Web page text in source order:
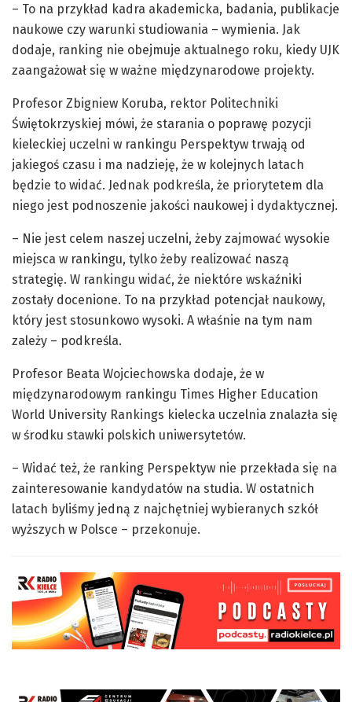
– To na przykład kadra akademicka, badania, publikacje
naukowe czy warunki studiowania – wymienia. Jak
dodaje, ranking nie obejmuje aktualnego roku, kiedy UJK
zaangażował się w ważne międzynarodowe projekty.
Profesor Zbigniew Koruba, rektor Politechniki
Świętokrzyskiej mówi, że starania o poprawę pozycji
kieleckiej uczelni w rankingu Perspektyw trwają od
jakiegoś czasu i ma nadzieję, że w kolejnych latach
będzie to widać. Jednak podkreśla, że priorytetem dla
niego jest podnoszenie jakości naukowej i dydaktycznej.
– Nie jest celem naszej uczelni, żeby zajmować wysokie
miejsca w rankingu, tylko żeby realizować naszą
strategię. W rankingu widać, że niektóre wskaźniki
zostały docenione. To na przykład potencjał naukowy,
który jest stosunkowo wysoki. A właśnie na tym nam
zależy – podkreśla.
Profesor Beata Wojciechowska dodaje, że w
międzynarodowym rankingu Times Higher Education
World University Rankings kielecka uczelnia znalazła się
w środku stawki polskich uniwersytetów.
– Widać też, że ranking Perspektyw nie przekłada się na
zainteresowanie kandydatów na studia. W ostatnich
latach byliśmy jedną z najchętniej wybieranych szkół
wyższych w Polsce – przekonuje.